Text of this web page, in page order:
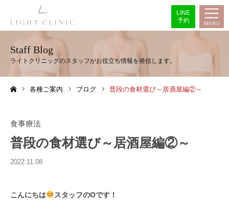
LINE
予約
Staff Blog
各種ご案内 ブログ 普段の食材選び～居酒屋編②～
食事療法
普段の食材選び～居酒屋編②～
2022.11.08
こんにちは
スタッフのOです！